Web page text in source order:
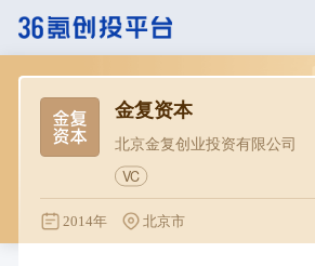
金复资本
北京金复创业投资有限公司
VC
2014年 北京市